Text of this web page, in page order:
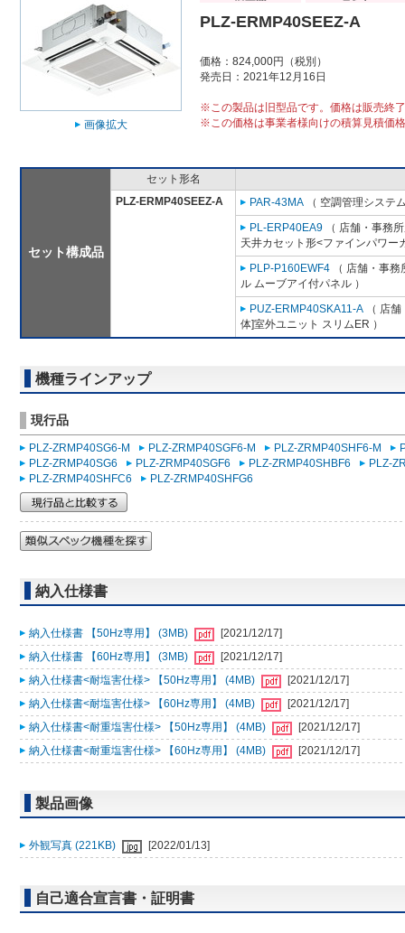
画像拡大
PLZ-ERMP40SEEZ-A
価格：824,000円（税別）
発売日：2021年12月16日
※この製品は旧型品です。価格は販売終
※この価格は事業者様向けの積算見積価
セット構成品
セット形名
PLZ-ERMP40SEEZ-A
PAR-43MA （ 空調管理システ
PL-ERP40EA9 （ 店舗・事務
天井カセット形<ファインパワー
PLP-P160EWF4 （ 店舗・事
ル ムーブアイ付パネル ）
PUZ-ERMP40SKA11-A （ 店
体]室外ユニット スリムER ）
機種ラインアップ
現行品
PLZ-ZRMP40SG6-M PLZ-ZRMP40SGF6-M PLZ-ZRMP40SHF6-M
PLZ-ZRMP40SG6
PLZ-ZRMP40SGF6 PLZ-ZRMP40SHBF6
PLZ-
PLZ-ZRMP40SHFC6
PLZ-ZRMP40SHFG6
納入仕様書
納入仕様書 【50Hz専用】 (3MB)
[2021/12/17]
納入仕様書 【60Hz専用】 (3MB)
[2021/12/17]
納入仕様書<耐塩害仕様> 【50Hz専用】 (4MB)
[2021/12/17]
納入仕様書<耐塩害仕様> 【60Hz専用】 (4MB)
[2021/12/17]
納入仕様書<耐重塩害仕様> 【50Hz専用】 (4MB)
[2021/12/17]
納入仕様書<耐重塩害仕様> 【60Hz専用】 (4MB)
[2021/12/17]
製品画像
外観写真 (221KB) [2022/01/13]
自己適合宣言書・証明書